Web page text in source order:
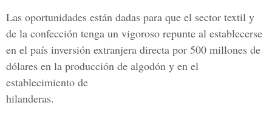
Las oportunidades están dadas para que el sector textil y
de la confección tenga un vigoroso repunte al establecerse
en el país inversión extranjera directa por 500 millones de
dólares en la producción de algodón y en el
establecimiento de
hilanderas.